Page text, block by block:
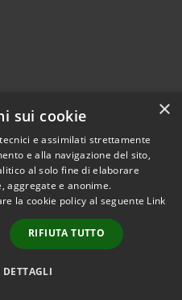
×
sui cookie
e assimilati strettamente
e alla navigazione del sito,
al solo fine di elaborare
aggregate e anonime.
la cookie policy al seguente Link
RIFIUTA TUTTO
DETTAGLI